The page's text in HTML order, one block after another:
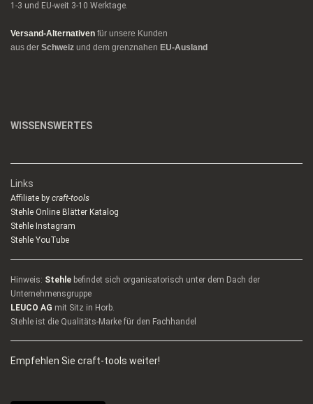
1-3 und EU-weit 3-10 Werktage.
Versand-Alternativen für unsere Kunden
aus der Schweiz und dem grenznahen EU-Ausland
WISSENSWERTES
Links
Affiliate by craft-tools
Stehle Online Blätter Katalog
Stehle Instagram
Stehle YouTube
Hinweis: Stehle befindet sich organisatorisch unter dem Dach der
Unternehmensgruppe
LEUCO AG mit Sitz in Horb.
Stehle ist die Qualitäts-Marke für den Fachhandel
Empfehlen Sie craft-tools weiter!